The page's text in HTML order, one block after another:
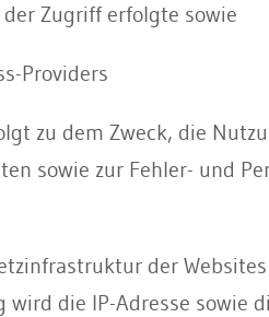
Zugriff erfolgte sowie
Providers
zu dem Zweck, die
sowie zur Fehler- und
der
die IP-Adresse